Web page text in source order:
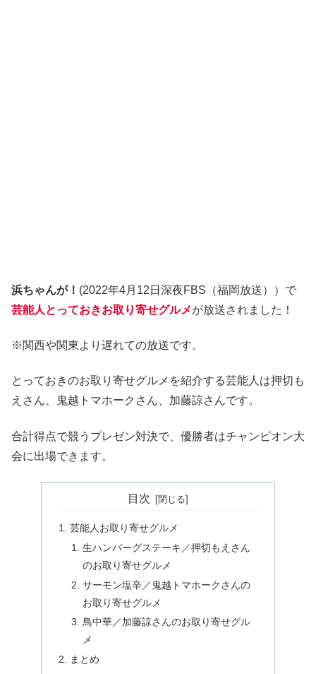
浜ちゃんが！ (2022年4月12日深夜FBS（福岡放送））で
芸能人とっておきお取り寄せグルメが放送されました！
※関西や関東より遅れての放送です。
とっておきのお取り寄せグルメを紹介する芸能人は押切も
えさん、鬼越トマホークさん、加藤諒さんです。
合計得点で競うプレゼン対決で、優勝者はチャンピオン大
会に出場できます。
目次
芸能人お取り寄せグルメ
生ハンバーグステーキ／押切もえさん
のお取り寄せグルメ
サーモン塩辛／鬼越トマホークさんの
お取り寄せグルメ
鳥中華／加藤諒さんのお取り寄せグル
メ
まとめ